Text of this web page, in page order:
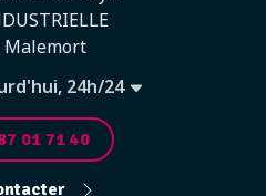
Malemort
24h/24
01 71 40